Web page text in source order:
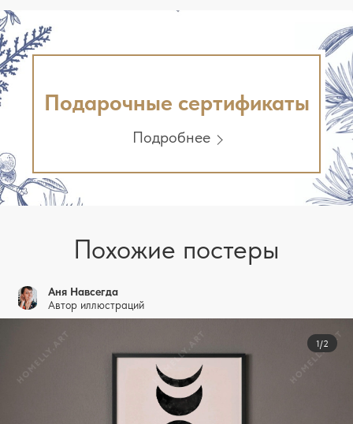
Подарочные сертификаты
Подробнее
Похожие постеры
Аня Навсегда
Автор иллюстраций
1/2